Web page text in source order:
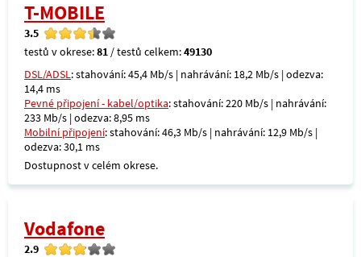
T-MOBILE
3.5
testů v okrese:81 / testů celkem:49130
DSL/ADSL: stahování: 45,4 Mb/s | nahrávání: 18,2 Mb/s | odezva:
14,4 ms
Pevné připojení - kabel/optika: stahování: 220 Mb/s | nahrávání:
233 Mb/s | odezva: 8,95 ms
Mobilní připojení: stahování: 46,3 Mb/s | nahrávání: 12,9 Mb/s |
odezva: 30,1 ms
Dostupnost v celém okrese.
Vodafone
2.9